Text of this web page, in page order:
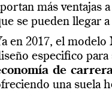
más ventajas
se pueden llegar
en 2017, el modelo
especifico para
de
una suela